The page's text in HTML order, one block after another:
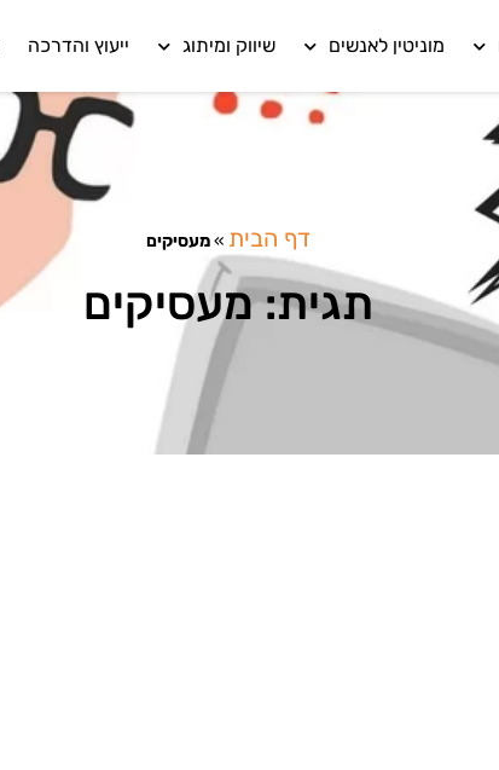
מוניטין לאנשים שיווק ומיתוג ייעוץ והדרכה
דף הבית »מעסיקים
תגית: מעסיקים